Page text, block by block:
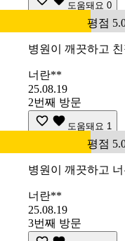
도움돼요 0
평점
병원이 깨끗하고
너란**
25.08.19
2번째 방문
도움돼요 1
평점
병원이 깨끗하고
너란**
25.08.19
3번째 방문